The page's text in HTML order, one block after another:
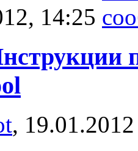
14:25
,